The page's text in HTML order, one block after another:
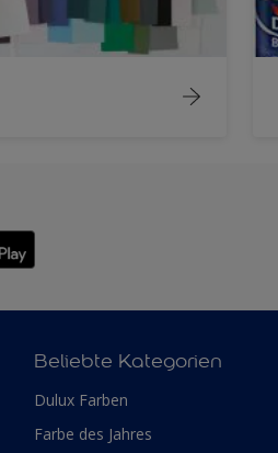
Beliebte Kategorien
Dulux Farben
Farbe des Jahres